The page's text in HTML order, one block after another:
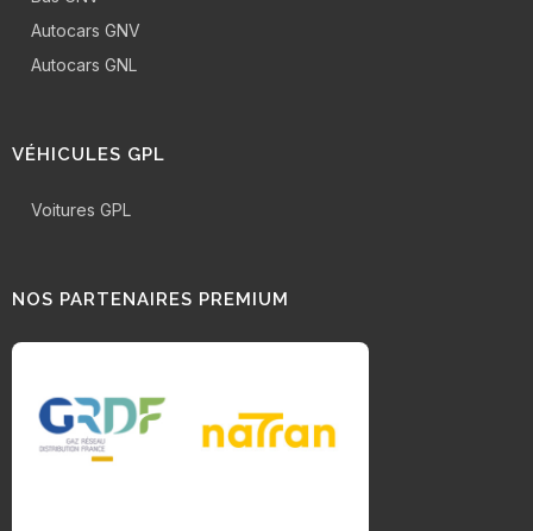
Autocars GNV
Autocars GNL
VÉHICULES GPL
Voitures GPL
NOS PARTENAIRES PREMIUM